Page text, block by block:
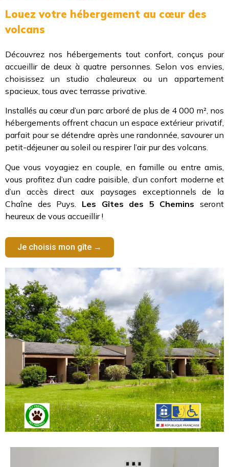
Louez votre hébergement au cœur des
volcans
Découvrez nos hébergements tout confort, conçus pour
accueillir de deux à quatre personnes. Selon vos envies,
choisissez un studio chaleureux ou un appartement
spacieux, tous avec terrasse privative.
Installés au cœur d’un parc arboré de plus de 4 000 m², nos
hébergements offrent chacun un espace extérieur privatif,
parfait pour se détendre après une randonnée, savourer un
petit-déjeuner au soleil ou respirer l’air pur des volcans.
Que vous voyagiez en couple, en famille ou entre amis,
vous profitez d’un cadre paisible, d’un confort moderne et
d’un accès direct aux paysages exceptionnels de la
Chaîne des Puys. Les Gîtes des 5 Chemins seront
heureux de vous accueillir !
Je choisis mon gîte →